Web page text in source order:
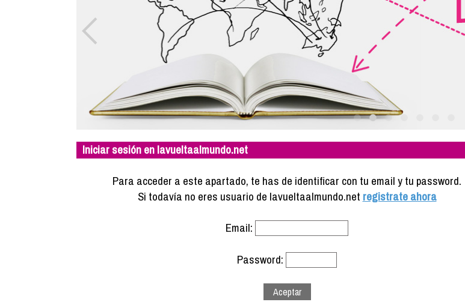
Iniciar sesión en lavueltaalmundo.net
Para acceder a este apartado, te has de identificar con tu email y tu password.
Si todavía no eres usuario de lavueltaalmundo.net registrate ahora
Email:
Password: